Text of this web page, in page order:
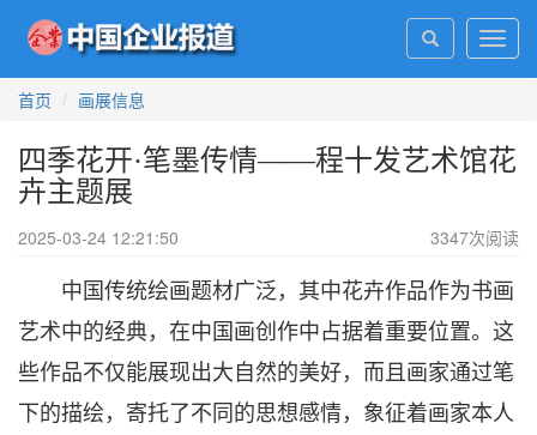
首页
画展信息
四季花开·笔墨传情——程十发艺术馆花
卉主题展
2025-03-24 12:21:50 3347次阅读
中国传统绘画题材广泛，其中花卉作品作为书画
艺术中的经典，在中国画创作中占据着重要位置。这
些作品不仅能展现出大自然的美好，而且画家通过笔
下的描绘，寄托了不同的思想感情，象征着画家本人